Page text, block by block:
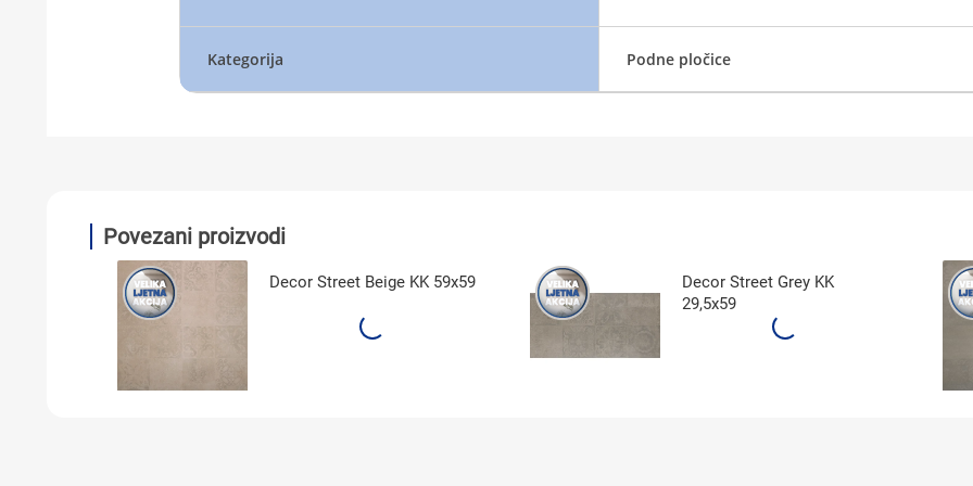
Kategorija Podne pločice
Povezani proizvodi
Decor Street Beige KK 59x59
Decor Street Grey KK
29,5x59